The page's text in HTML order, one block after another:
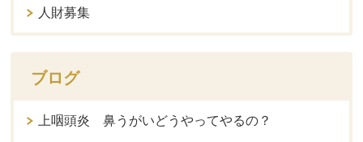
人財募集
ブログ
上咽頭炎 鼻うがいどうやってやるの？